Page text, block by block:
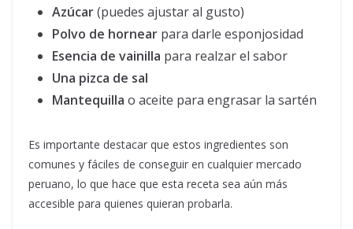
Azúcar(puedes ajustar al gusto)
Polvo de hornear para darle esponjosidad
Esencia de vainilla para realzar el sabor
Una pizca de sal
Mantequilla o aceite para engrasar la sartén
Es importante destacar que estos ingredientes son
comunes y fáciles de conseguir en cualquier mercado
peruano, lo que hace que esta receta sea aún más
accesible para quienes quieran probarla.